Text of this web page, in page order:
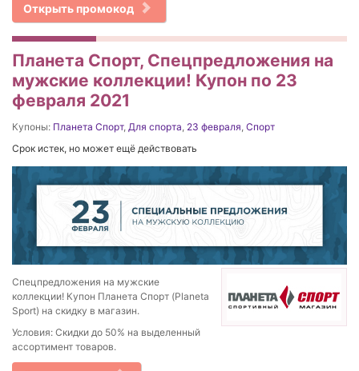
Открыть промокод
Планета Спорт, Cпецпредложения на
мужские коллекции! Купон по 23
февраля 2021
Купоны: Планета Спорт, Для спорта 23 февраля Спорт
Срок истек, но может ещё действовать
Cпецпредложения на мужские
коллекции! Купон Планета Спорт (Planeta
Sport) на скидку в магазин.
Условия: Скидки до 50% на выделенный
ассортимент товаров.